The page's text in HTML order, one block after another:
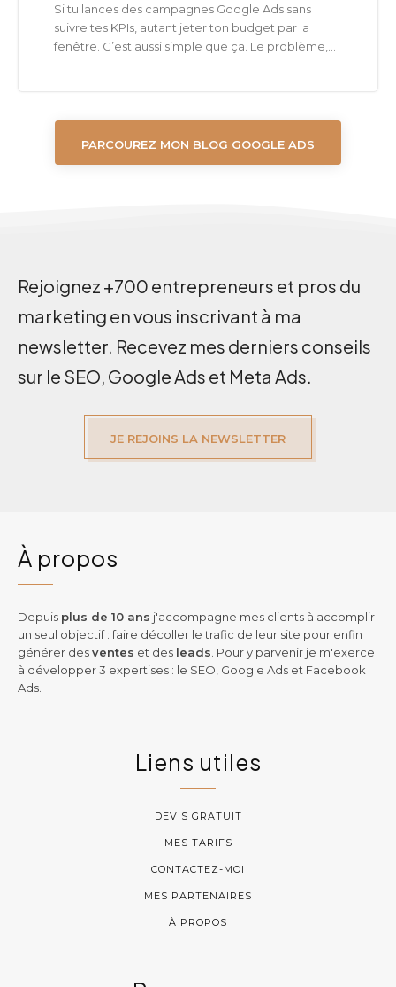
Si tu lances des campagnes Google Ads sans
suivre tes KPIs, autant jeter ton budget par la
fenêtre. C’est aussi simple que ça. Le problème,...
PARCOUREZ MON BLOG GOOGLE ADS
Rejoignez +700 entrepreneurs et pros du
marketing en vous inscrivant à ma
newsletter. Recevez mes derniers conseils
sur le SEO, Google Ads et Meta Ads.
JE REJOINS LA NEWSLETTER
À propos
Depuis plus de 10 ans j'accompagne mes clients à accomplir
un seul objectif : faire décoller le trafic de leur site pour enfin
générer desventes et des leads . Pour y parvenir je m'exerce
à développer 3 expertises : le SEO, Google Ads et Facebook
Ads.
Liens utiles
DEVIS GRATUIT
MES TARIFS
CONTACTEZ-MOI
MES PARTENAIRES
À PROPOS